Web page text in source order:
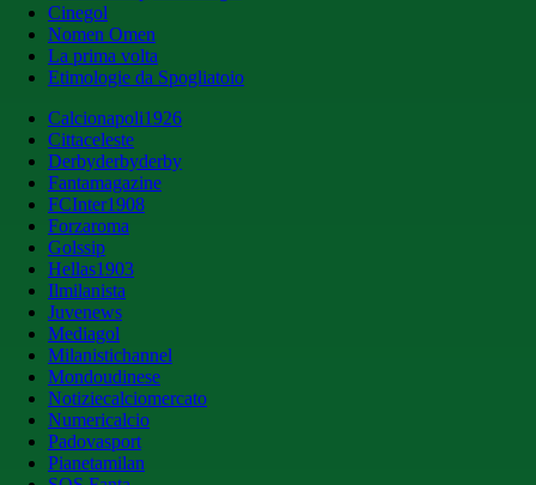
Cinegol
Nomen Omen
La prima volta
Etimologie da Spogliatoio
Calcionapoli1926
Cittaceleste
Derbyderbyderby
Fantamagazine
FCInter1908
Forzaroma
Golssip
Hellas1903
Ilmilanista
Juvenews
Mediagol
Milanistichannel
Mondoudinese
Notiziecalciomercato
Numericalcio
Padovasport
Pianetamilan